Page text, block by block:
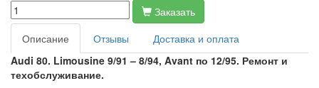
Заказать
Описание
Отзывы
Доставка и оплата
Audi 80. Limousine 9/91 – 8/94, Avant по 12/95. Ремонт и
техобслуживание.